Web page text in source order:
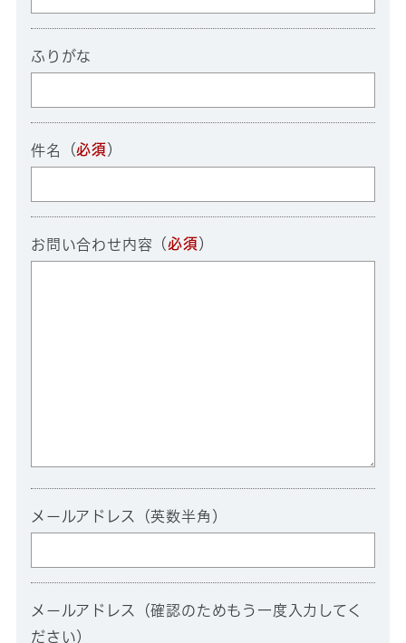
ふりがな
件名 （必須 ）
お問い合わせ内容 （必須 ）
メールアドレス（英数半角）
メールアドレス（確認のためもう一度入力してく
ださい）